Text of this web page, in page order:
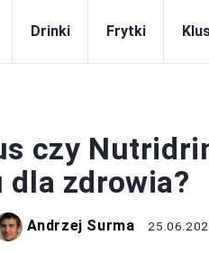
Drinki Frytki
czy
zdrowia?
Andrzej Surma